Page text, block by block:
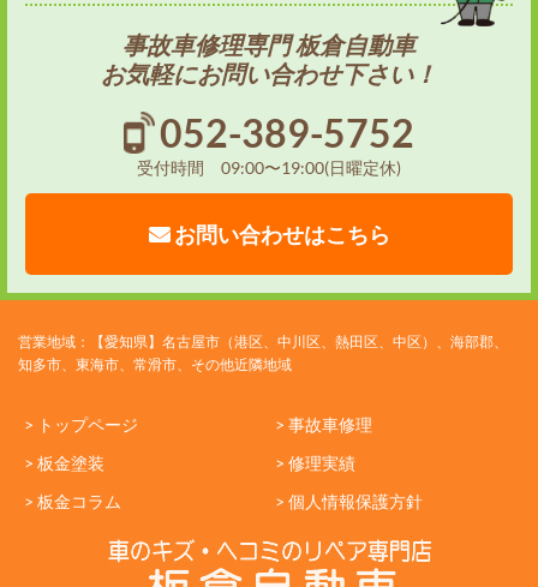
事故車修理専門 板倉自動車
お気軽にお問い合わせ下さい！
052-389-5752
受付時間 09:00〜19:00(日曜定休)
お問い合わせはこちら
営業地域：【愛知県】名古屋市（港区、中川区、熱田区、中区）、海部郡、
知多市、東海市、常滑市、その他近隣地域
> トップページ
> 事故車修理
> 板金塗装
> 修理実績
> 板金コラム
> 個人情報保護方針